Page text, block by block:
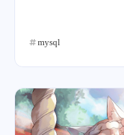
mysql